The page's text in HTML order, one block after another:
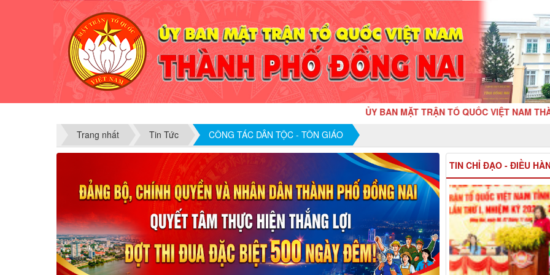
ỦY BAN MẶT TRẬN TỔ QUỐC VIỆT NAM
Trang nhất
Tin Tức CÔNG TÁC DÂN TỘC - TÔN GIÁO
TIN CHỈ ĐẠO - ĐIỀU